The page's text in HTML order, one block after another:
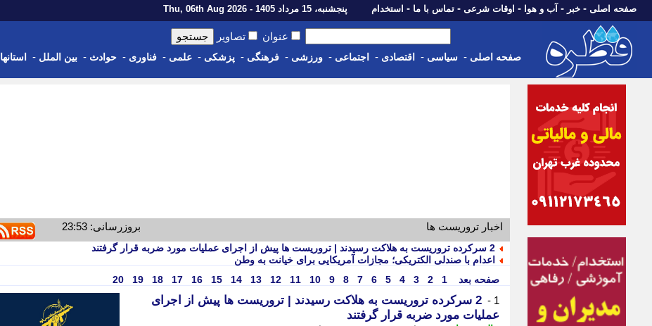
صفحه اصلی - خبر - آب و هوا - اوقات شرعی - تماس با ما - استخدام پنجشنبه، 15 مرداد 1405 - Thu, 06th Aug 2026
عنوان تصاویر
صفحه اصلی - سیاسی - اقتصادی - اجتماعی - ورزشی - فرهنگی - پزشکی - علمی - فناوری - حوادث - بین الملل - استانها
اخبار تروریست ها بروزرسانی: 23:53
2 سرکرده تروریست به هلاکت رسیدند | تروریست ها پیش از اجرای عملیات مورد ضربه قرار گرفتند
اعدام با صندلی الکتریکی؛ مجازات آمریکایی برای خیانت به وطن
صفحه بعد
1
2
3
4
5
6
7
8
9
10
11
12
13
14
15
16
17
18
19
20
1 -
2 سرکرده تروریست به هلاکت رسیدند | تروریست ها پیش از اجرای
عملیات مورد ضربه قرار گرفتند